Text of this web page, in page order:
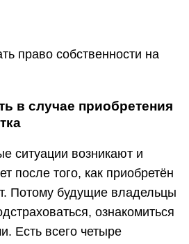
право собственности на
в случае приобретения
ситуации возникают и
после того, как приобретён
Потому будущие владельцы
ознакомиться
Есть всего четыре